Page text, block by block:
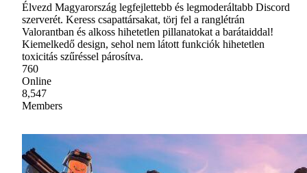
Élvezd Magyarország legfejlettebb és legmoderáltabb Discord
szerverét. Keress csapattársakat, törj fel a ranglétrán
Valorantban és alkoss hihetetlen pillanatokat a barátaiddal!
Kiemelkedő design, sehol nem látott funkciók hihetetlen
toxicitás szűréssel párosítva.
760
Online
8,547
Members